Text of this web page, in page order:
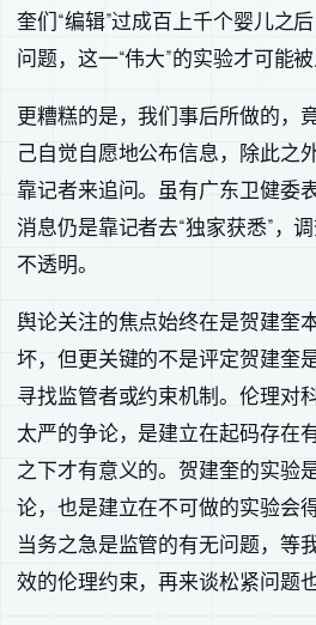
奎们“编辑”过成百上千个婴儿之
问题，这一“伟大”的实验才可能被
更糟糕的是，我们事后所做的，
己自觉自愿地公布信息，除此之
靠记者来追问。虽有广东卫健委
消息仍是靠记者去“独家获悉”，
不透明。
舆论关注的焦点始终在是贺建奎
坏，但更关键的不是评定贺建奎
寻找监管者或约束机制。伦理对
太严的争论，是建立在起码存在
之下才有意义的。贺建奎的实验
论，也是建立在不可做的实验会
当务之急是监管的有无问题，等
效的伦理约束，再来谈松紧问题也